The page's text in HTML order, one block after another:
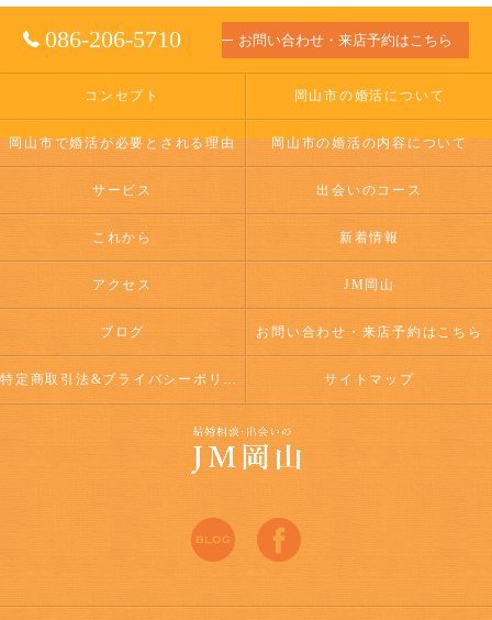
086-206-5710 お問い合わせ・来店予約はこちら
コンセプト 岡山市の婚活について
岡山市で婚活が必要とされる理由 岡山市の婚活の内容について
サービス 出会いのコース
これから 新着情報
アクセス JM岡山
ブログ お問い合わせ・来店予約はこちら
特定商取引法&プライバシーポリシー サイトマップ